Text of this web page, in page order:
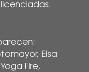
Elsa
Fire,